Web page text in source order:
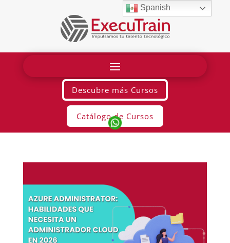
Descubre más Cursos
Catálogo de Cursos
Spanish